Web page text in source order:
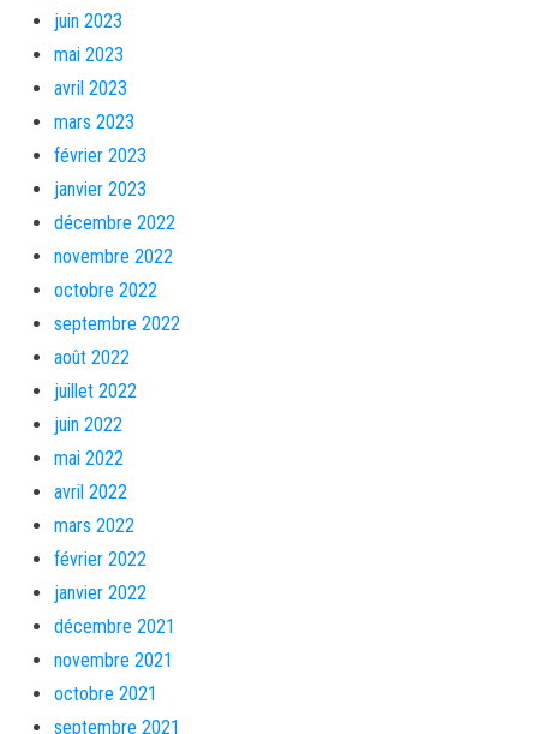
juin 2023
mai 2023
avril 2023
mars 2023
février 2023
janvier 2023
décembre 2022
novembre 2022
octobre 2022
septembre 2022
août 2022
juillet 2022
juin 2022
mai 2022
avril 2022
mars 2022
février 2022
janvier 2022
décembre 2021
novembre 2021
octobre 2021
septembre 2021